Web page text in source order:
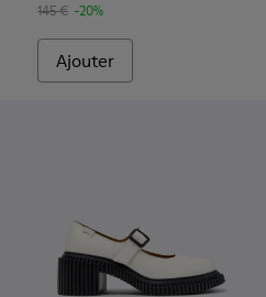
145 € -20%
Ajouter